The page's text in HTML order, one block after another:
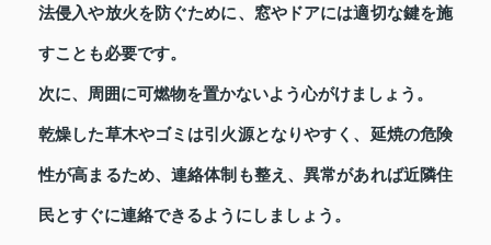
法侵入や放火を防ぐために、窓やドアには適切な鍵を施
すことも必要です。
次に、周囲に可燃物を置かないよう心がけましょう。
乾燥した草木やゴミは引火源となりやすく、延焼の危険
性が高まるため、連絡体制も整え、異常があれば近隣住
民とすぐに連絡できるようにしましょう。